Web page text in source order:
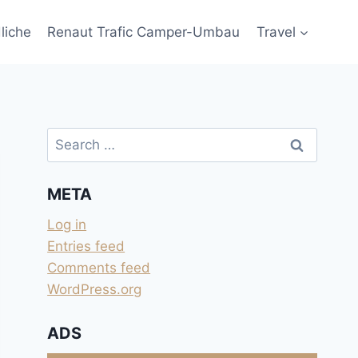
Renaut Trafic Camper-Umbau Travel
Search
for:
META
Log in
Entries feed
Comments feed
WordPress.org
ADS